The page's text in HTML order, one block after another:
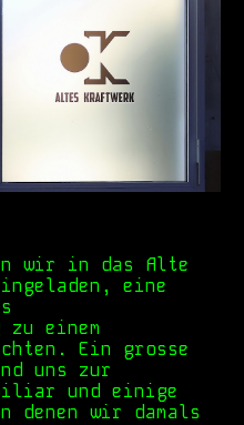
wir in das Alte
eine
einem
Ein grosse
uns zur
und einige
denen wir damals